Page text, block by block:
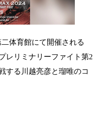
体育館にて開催される
レリミナリーファイト第2
する川越亮彦と瑠唯のコ